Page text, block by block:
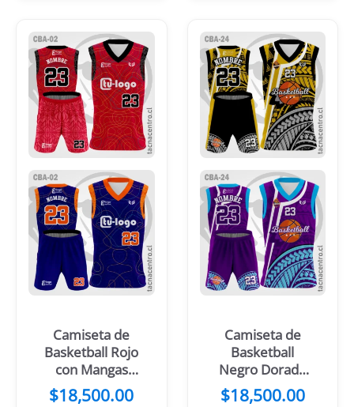
Camiseta de
Basketball Rojo
con Mangas
Negras
$18,500.00
Camiseta de
Basketball
Negro Dorado
Gris y Blanco
$18,500.00